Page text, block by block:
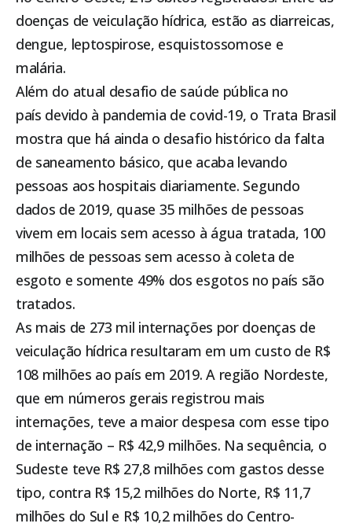
doenças de veiculação hídrica, estão as diarreicas,
dengue, leptospirose, esquistossomose e
malária.
Além do atual desafio de saúde pública no
país devido à pandemia de covid-19, o Trata Brasil
mostra que há ainda o desafio histórico da falta
de saneamento básico, que acaba levando
pessoas aos hospitais diariamente. Segundo
dados de 2019, quase 35 milhões de pessoas
vivem em locais sem acesso à água tratada, 100
milhões de pessoas sem acesso à coleta de
esgoto e somente 49% dos esgotos no país são
tratados.
As mais de 273 mil internações por doenças de
veiculação hídrica resultaram em um custo de R$
108 milhões ao país em 2019. A região Nordeste,
que em números gerais registrou mais
internações, teve a maior despesa com esse tipo
de internação – R$ 42,9 milhões. Na sequência, o
Sudeste teve R$ 27,8 milhões com gastos desse
tipo, contra R$ 15,2 milhões do Norte, R$ 11,7
milhões do Sul e R$ 10,2 milhões do Centro-